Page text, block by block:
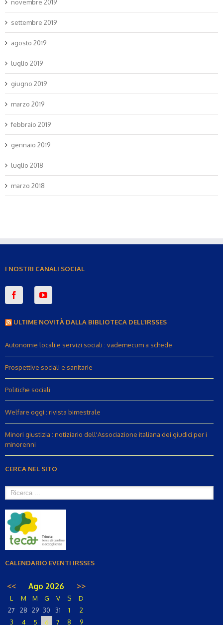
novembre 2019
settembre 2019
agosto 2019
luglio 2019
giugno 2019
marzo 2019
febbraio 2019
gennaio 2019
luglio 2018
marzo 2018
I NOSTRI CANALI SOCIAL
ULTIME NOVITÀ DALLA BIBLIOTECA DELL’IRSSES
Autonomie locali e servizi sociali : vademecum a schede
Prospettive sociali e sanitarie
Politiche sociali
Welfare oggi : rivista bimestrale
Minori giustizia : notiziario dell'Associazione italiana dei giudici per i
minorenni
CERCA NEL SITO
CALENDARIO EVENTI IRSSES
<< Ago 2026 >>
L M M G V S
D
27
28 29 30 31 1
2
3
4 5 6 7 8 9